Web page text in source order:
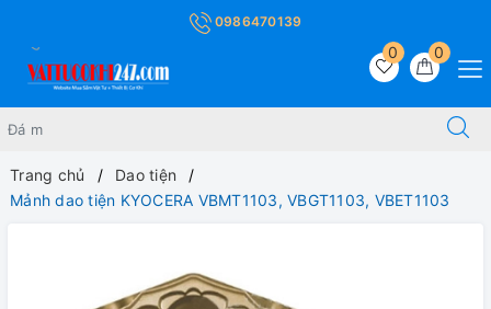
0986470139
0
0
Trang chủ
Dao tiện
Mảnh dao tiện KYOCERA VBMT1103, VBGT1103, VBET1103